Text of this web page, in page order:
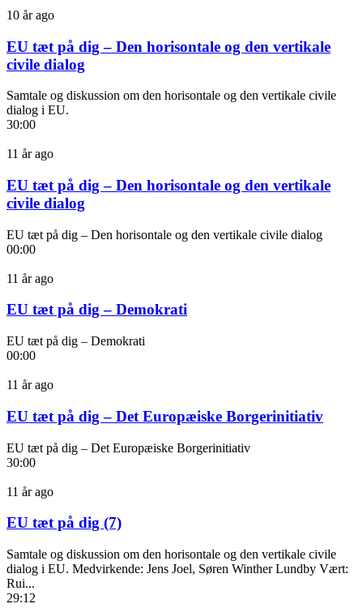
10 år ago
EU tæt på dig – Den horisontale og den vertikale
civile dialog
Samtale og diskussion om den horisontale og den vertikale civile
dialog i EU.
30:00
11 år ago
EU tæt på dig – Den horisontale og den vertikale
civile dialog
EU tæt på dig – Den horisontale og den vertikale civile dialog
00:00
11 år ago
EU tæt på dig – Demokrati
EU tæt på dig – Demokrati
00:00
11 år ago
EU tæt på dig – Det Europæiske Borgerinitiativ
EU tæt på dig – Det Europæiske Borgerinitiativ
30:00
11 år ago
EU tæt på dig (7)
Samtale og diskussion om den horisontale og den vertikale civile
dialog i EU. Medvirkende: Jens Joel, Søren Winther Lundby Vært:
Rui...
29:12